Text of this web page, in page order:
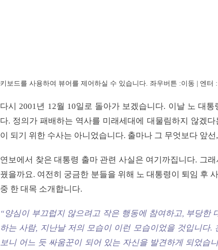
키보드를 사용하여 뷰어를 제어하실 수 있습니다. 좌우버튼 :이동 | 엔터
다시 2001년 12월 10일로 돌아가 보겠습니다. 이날 노 대
다. 정의가 패배하는 역사를 미래세대에 대물림하지 않겠
이 되기 위한 수사는 아니었습니다. 출마나 그 무엇보다 앞
연보에서 찾은 대통령 출마 관련 사실은 여기까집니다. 그
꿨을까요. 여전히 궁금한 분들을 위해 노 대통령이 퇴임 후
중 한 대목 소개합니다.
“양심이 부끄럽지 않으려고 작은 행동에 참여하고, 부당한
하는 사람, 지난날 저의 모습이 이런 모습이었을 것입니다.
보니 어느 듯 싸움꾼이 되어 있는 자신을 발견하게 되었습